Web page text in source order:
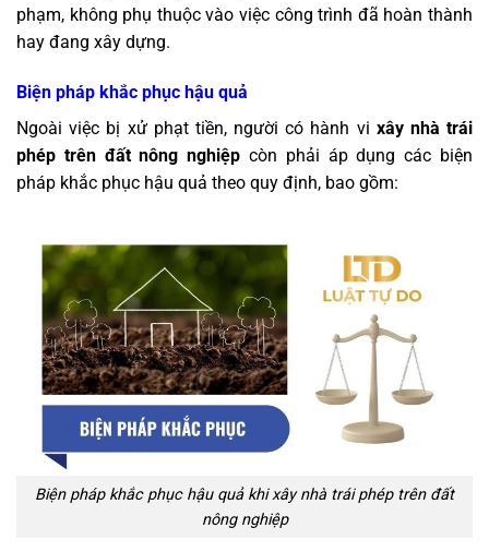
phạm, không phụ thuộc vào việc công trình đã hoàn thành
hay đang xây dựng.
Biện pháp khắc phục hậu quả
Ngoài việc bị xử phạt tiền, người có hành vi xây nhà trái
phép trên đất nông nghiệp còn phải áp dụng các biện
pháp khắc phục hậu quả theo quy định, bao gồm:
Biện pháp khắc phục hậu quả khi xây nhà trái phép trên đất
nông nghiệp